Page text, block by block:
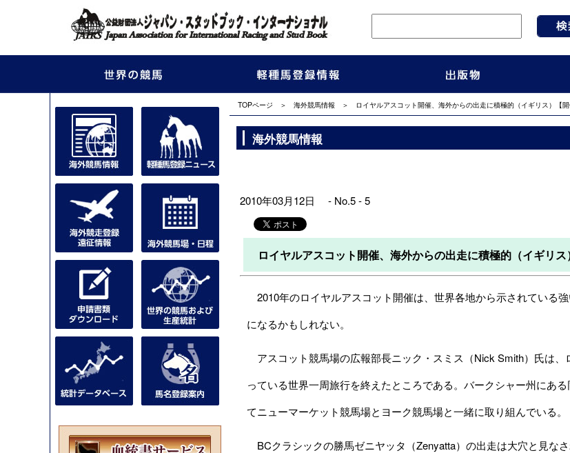
TOPページ ＞ 海外競馬情報 ＞ ロイヤルアスコット開催、海外からの出走に積極的（イギリス）【開
海外競馬情報
2010年03月12日 - No.5 - 5
ロイヤルアスコット開催、海外からの出走に積極的（イギリス
2010年のロイヤルアスコット開催は、世界各地から示されている
になるかもしれない。
アスコット競馬場の広報部長ニック・スミス（Nick Smith）氏は
っている世界一周旅行を終えたところである。バークシャー州にあ
てニューマーケット競馬場とヨーク競馬場と一緒に取り組んでいる。
BCクラシックの勝馬ゼニヤッタ（Zenyatta）の出走は大穴と見な